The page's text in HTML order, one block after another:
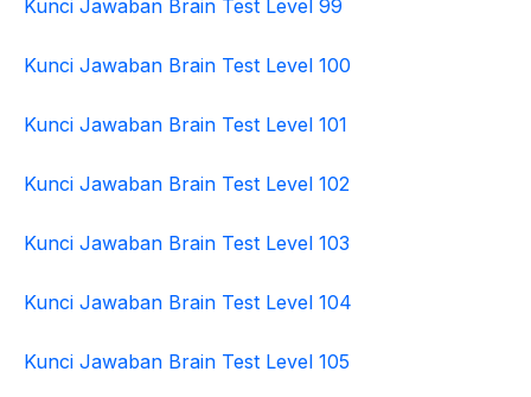
Kunci Jawaban Brain Test Level 99
Kunci Jawaban Brain Test Level 100
Kunci Jawaban Brain Test Level 101
Kunci Jawaban Brain Test Level 102
Kunci Jawaban Brain Test Level 103
Kunci Jawaban Brain Test Level 104
Kunci Jawaban Brain Test Level 105